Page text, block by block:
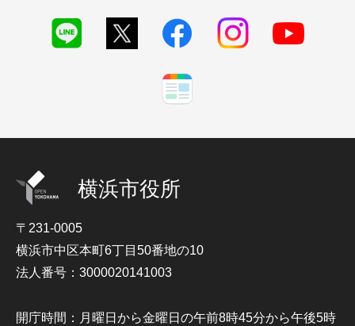
横浜市役所
〒231-0005
横浜市中区本町6丁目50番地の10
法人番号：3000020141003
開庁時間：月曜日から金曜日の午前8時45分から午後5時